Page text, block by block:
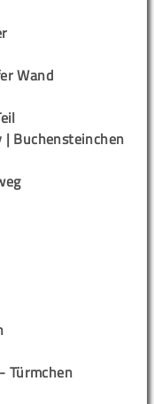
Wand
Buchensteinchen
Türmchen